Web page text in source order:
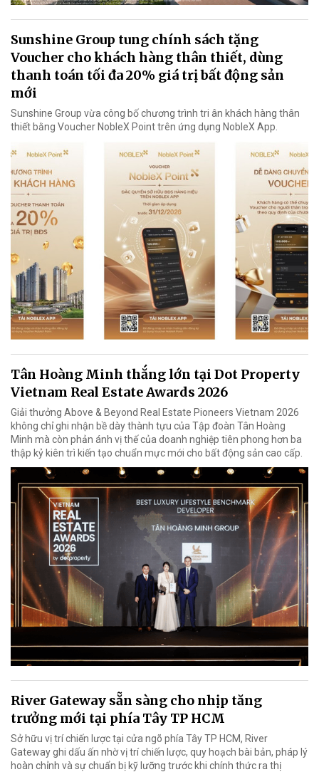
Sunshine Group tung chính sách tặng
Voucher cho khách hàng thân thiết, dùng
thanh toán tối đa 20% giá trị bất động sản
mới
Sunshine Group vừa công bố chương trình tri ân khách hàng thân
thiết bằng Voucher NobleX Point trên ứng dụng NobleX App.
Tân Hoàng Minh thắng lớn tại Dot Property
Vietnam Real Estate Awards 2026
Giải thưởng Above & Beyond Real Estate Pioneers Vietnam 2026
không chỉ ghi nhận bề dày thành tựu của Tập đoàn Tân Hoàng
Minh mà còn phản ánh vị thế của doanh nghiệp tiên phong hơn ba
thập kỷ kiên trì kiến tạo chuẩn mực mới cho bất động sản cao cấp.
River Gateway sẵn sàng cho nhịp tăng
trưởng mới tại phía Tây TP HCM
Sở hữu vị trí chiến lược tại cửa ngõ phía Tây TP HCM, River
Gateway ghi dấu ấn nhờ vị trí chiến lược, quy hoạch bài bản, pháp lý
hoàn chỉnh và sự chuẩn bị kỹ lưỡng trước khi chính thức ra thị